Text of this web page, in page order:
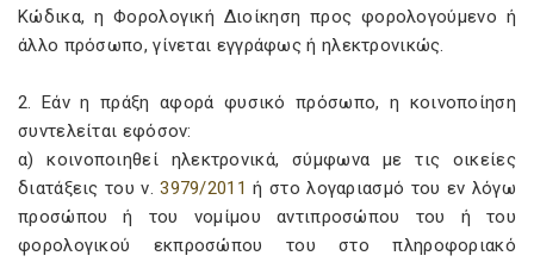
Κώδικα, η Φορολογική Διοίκηση προς φορολογούμενο ή
άλλο πρόσωπο, γίνεται εγγράφως ή ηλεκτρονικώς.
2. Εάν η πράξη αφορά φυσικό πρόσωπο, η κοινοποίηση
συντελείται εφόσον:
α) κοινοποιηθεί ηλεκτρονικά, σύμφωνα με τις οικείες
διατάξεις του ν.3979/2011 ή στο λογαριασμό του εν λόγω
προσώπου ή του νομίμου αντιπροσώπου του ή του
φορολογικού εκπροσώπου του στο πληροφοριακό